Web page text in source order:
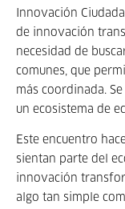
Innovación
de innovación
necesidad de
comunes, que
más coordinada.
un ecosistema de
Este encuentro
sientan parte del
innovación
algo tan simple